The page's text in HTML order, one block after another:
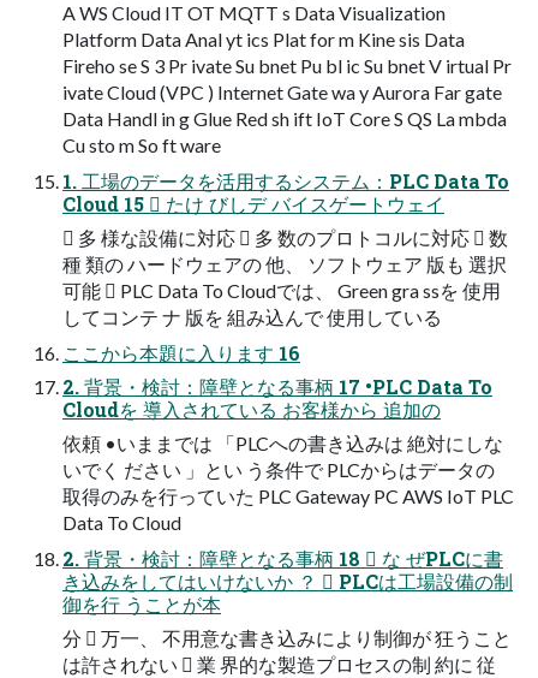
A WS Cloud IT OT MQTT s Data Visualization
Platform Data Anal yt ics Plat for m Kine sis Data
Fireho se S 3 Pr ivate Su bnet Pu bl ic Su bnet V irtual Pr
ivate Cloud (VPC ) Internet Gate wa y Aurora Far gate
Data Handl in g Glue Red sh ift IoT Core S QS La mbda
Cu sto m So ft ware
1. 工場のデータを活用するシステム：PLC Data To
Cloud 15  たけ びしデ バイスゲートウェイ
 多 様な設備に対応  多 数のプロトコルに対応  数
種 類の ハードウェアの 他、 ソフトウェア 版も 選択
可能  PLC Data To Cloudでは、 Green gra ssを 使用
してコンテ ナ 版を 組み込んで 使用している
ここから本題に入ります 16
2. 背景・検討：障壁となる事柄 17 •PLC Data To
Cloudを 導入されている お客様から 追加の
依頼 •いままでは 「PLCへの書き込みは 絶対にしな
いでく ださい 」とい う条件で PLCからはデータの
取得のみを行っていた PLC Gateway PC AWS IoT PLC
Data To Cloud
2. 背景・検討：障壁となる事柄 18  な ぜPLCに書
き込みをしてはいけないか ？  PLCは工場設備の制
御を行 うことが本
分  万一、 不用意な書き込みにより制御が 狂うこと
は許されない  業 界的な製造プロセスの制 約に 従